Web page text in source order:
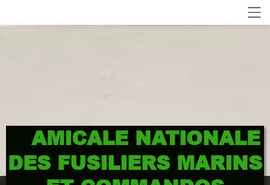
AMICALE NATIONALE
DES FUSILIERS MARINS